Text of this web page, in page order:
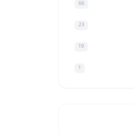
66
23
19
1